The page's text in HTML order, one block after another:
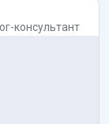
консультант